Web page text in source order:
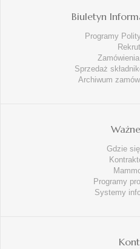
Biuletyn
Programy
Sprzedaż
Archiwum
Gdzie
Programy
Systemy